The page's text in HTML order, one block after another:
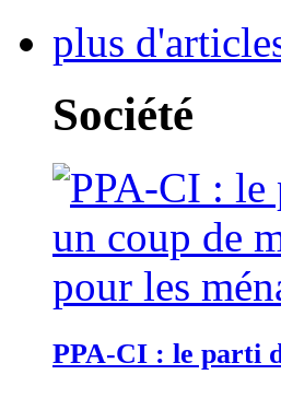
plus
Société
PPA-CI : le parti